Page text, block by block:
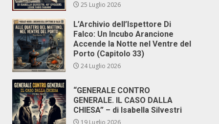
25 Luglio 2026
L’Archivio dell’Ispettore Di
Falco: Un Incubo Arancione
Accende la Notte nel Ventre del
Porto (Capitolo 33)
24 Luglio 2026
“GENERALE CONTRO
GENERALE. IL CASO DALLA
CHIESA” – di Isabella Silvestri
19 Luglio 2026